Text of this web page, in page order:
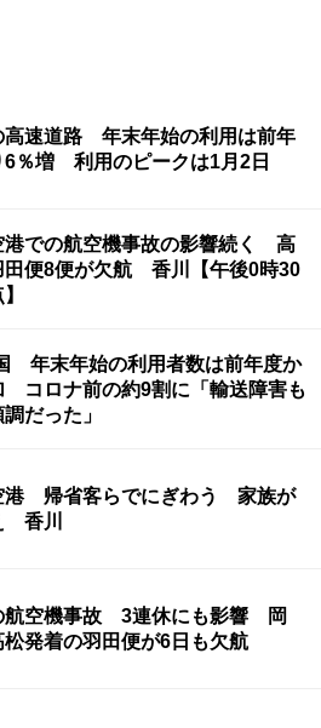
高速道路 年末年始の利用は前年
6％増 利用のピークは1月2日
港での航空機事故の影響続く 高
田便8便が欠航 香川【午後0時30
年末年始の利用者数は前年度か
コロナ前の約9割に「輸送障害も
だった」
港 帰省客らでにぎわう 家族が
香川
航空機事故 3連休にも影響 岡
松発着の羽田便が6日も欠航